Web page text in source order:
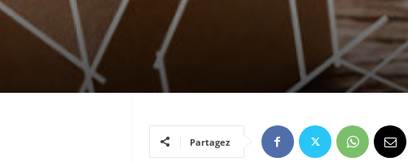
Partagez